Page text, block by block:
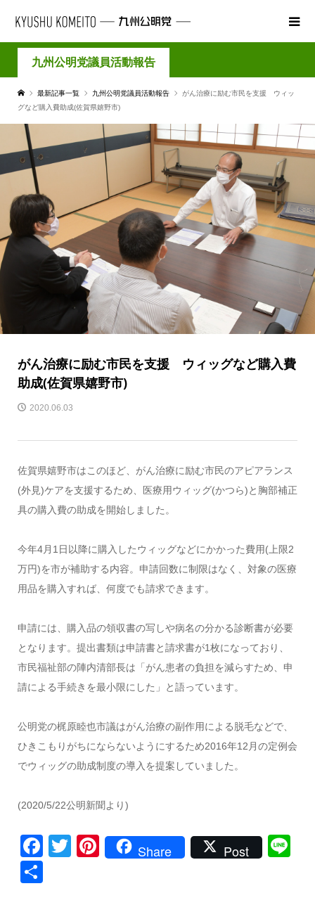
九州公明党議員活動報告
最新記事一覧 九州公明党議員活動報告
がん治療に励む市民を支援 ウィッ
グなど購入費助成(佐賀県嬉野市)
がん治療に励む市民を支援 ウィッグなど購入費
助成(佐賀県嬉野市)
2020.06.03
佐賀県嬉野市はこのほど、がん治療に励む市民のアピアランス
(外見)ケアを支援するため、医療用ウィッグ(かつら)と胸部補正
具の購入費の助成を開始しました。
今年4月1日以降に購入したウィッグなどにかかった費用(上限2
万円)を市が補助する内容。申請回数に制限はなく、対象の医療
用品を購入すれば、何度でも請求できます。
申請には、購入品の領収書の写しや病名の分かる診断書が必要
となります。提出書類は申請書と請求書が1枚になっており、
市民福祉部の陣内清部長は「がん患者の負担を減らすため、申
請による手続きを最小限にした」と語っています。
公明党の梶原睦也市議はがん治療の副作用による脱毛などで、
ひきこもりがちにならないようにするため2016年12月の定例会
でウィッグの助成制度の導入を提案していました。
(2020/5/22公明新聞より)
Facebook
TwitterPinterest
Share Post